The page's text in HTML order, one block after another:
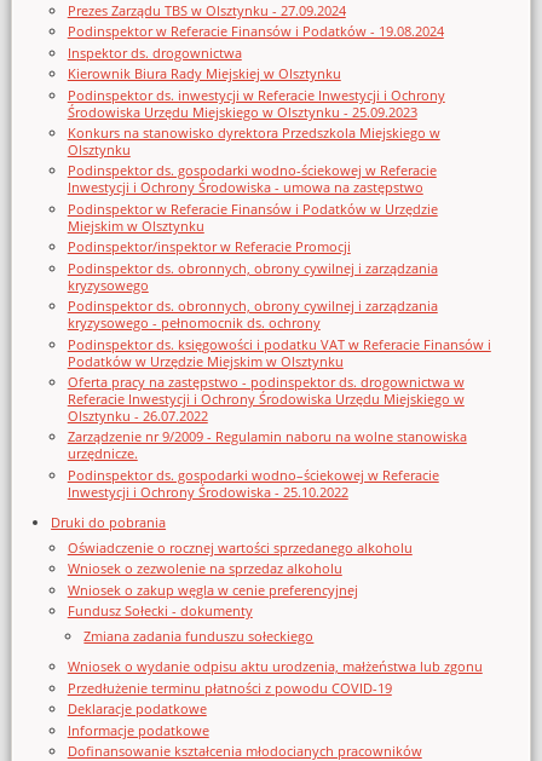
Prezes Zarządu TBS w Olsztynku - 27.09.2024
Podinspektor w Referacie Finansów i Podatków - 19.08.2024
Inspektor ds. drogownictwa
Kierownik Biura Rady Miejskiej w Olsztynku
Podinspektor ds. inwestycji w Referacie Inwestycji i Ochrony
Środowiska Urzędu Miejskiego w Olsztynku - 25.09.2023
Konkurs na stanowisko dyrektora Przedszkola Miejskiego w
Olsztynku
Podinspektor ds. gospodarki wodno-ściekowej w Referacie
Inwestycji i Ochrony Środowiska - umowa na zastępstwo
Podinspektor w Referacie Finansów i Podatków w Urzędzie
Miejskim w Olsztynku
Podinspektor/inspektor w Referacie Promocji
Podinspektor ds. obronnych, obrony cywilnej i zarządzania
kryzysowego
Podinspektor ds. obronnych, obrony cywilnej i zarządzania
kryzysowego - pełnomocnik ds. ochrony
Podinspektor ds. księgowości i podatku VAT w Referacie Finansów i
Podatków w Urzędzie Miejskim w Olsztynku
Oferta pracy na zastępstwo - podinspektor ds. drogownictwa w
Referacie Inwestycji i Ochrony Środowiska Urzędu Miejskiego w
Olsztynku - 26.07.2022
Zarządzenie nr 9/2009 - Regulamin naboru na wolne stanowiska
urzędnicze.
Podinspektor ds. gospodarki wodno–ściekowej w Referacie
Inwestycji i Ochrony Środowiska - 25.10.2022
Druki do pobrania
Oświadczenie o rocznej wartości sprzedanego alkoholu
Wniosek o zezwolenie na sprzedaz alkoholu
Wniosek o zakup węgla w cenie preferencyjnej
Fundusz Sołecki - dokumenty
Zmiana zadania funduszu sołeckiego
Wniosek o wydanie odpisu aktu urodzenia, małżeństwa lub zgonu
Przedłużenie terminu płatności z powodu COVID-19
Deklaracje podatkowe
Informacje podatkowe
Dofinansowanie kształcenia młodocianych pracowników